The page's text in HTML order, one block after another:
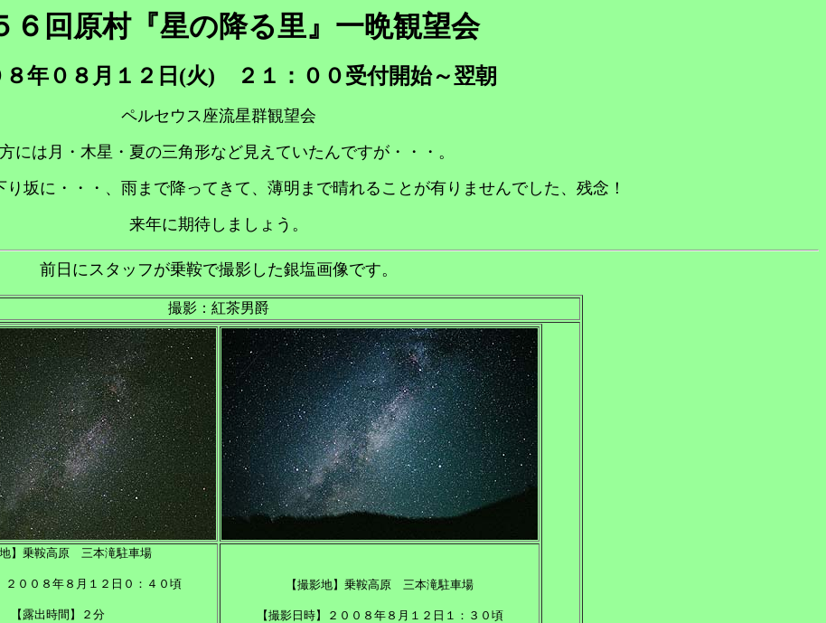
６回原村『星の降る里』一晩観望会
８年０８月１２日(火) ２１：００受付開始～翌朝
ペルセウス座流星群観望会
には月・木星・夏の三角形など見えていたんですが・・・。
坂に・・・、雨まで降ってきて、薄明まで晴れることが有りませんでした、残念！
来年に期待しましょう。
前日にスタッフが乗鞍で撮影した銀塩画像です。
撮影：紅茶男爵
地】乗鞍高原 三本滝駐車場
２００８年８月１２日０：４０頃
【露出時間】２分
【撮影地】乗鞍高原 三本滝駐車場
【撮影日時】２００８年８月１２日１：３０頃